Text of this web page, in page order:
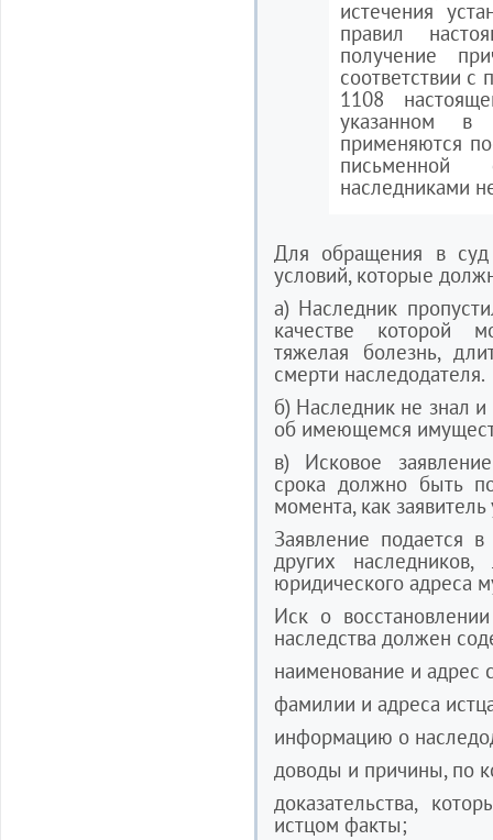
истечения
правил
получение
соответствии с
1108
указанном в
применяются
наследниками
Для обращения в суд
условий, которые
а) Наследник
качестве которой
тяжелая болезнь,
смерти наследодателя.
б) Наследник не знал
об имеющемся
в) Исковое
срока должно быть
момента, как
Заявление подается
других
юридического адреса
Иск о
наследства должен
наименование и адрес
фамилии и адреса
информацию о
доводы и причины, по
доказательства,
истцом факты;